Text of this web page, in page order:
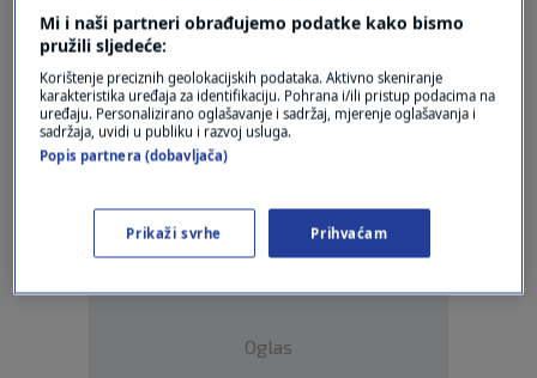
Oglas
Mi i naši partneri obrađujemo podatke kako bismo
pružili sljedeće:
Korištenje preciznih geolokacijskih podataka. Aktivno skeniranje
karakteristika uređaja za identifikaciju. Pohrana i/ili pristup podacima na
uređaju. Personalizirano oglašavanje i sadržaj, mjerenje oglašavanja i
sadržaja, uvidi u publiku i razvoj usluga.
Popis partnera (dobavljača)
Prikaži svrhe Prihvaćam